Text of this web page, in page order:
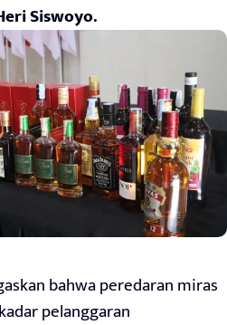
Siswoyo.
bahwa peredaran miras
pelanggaran